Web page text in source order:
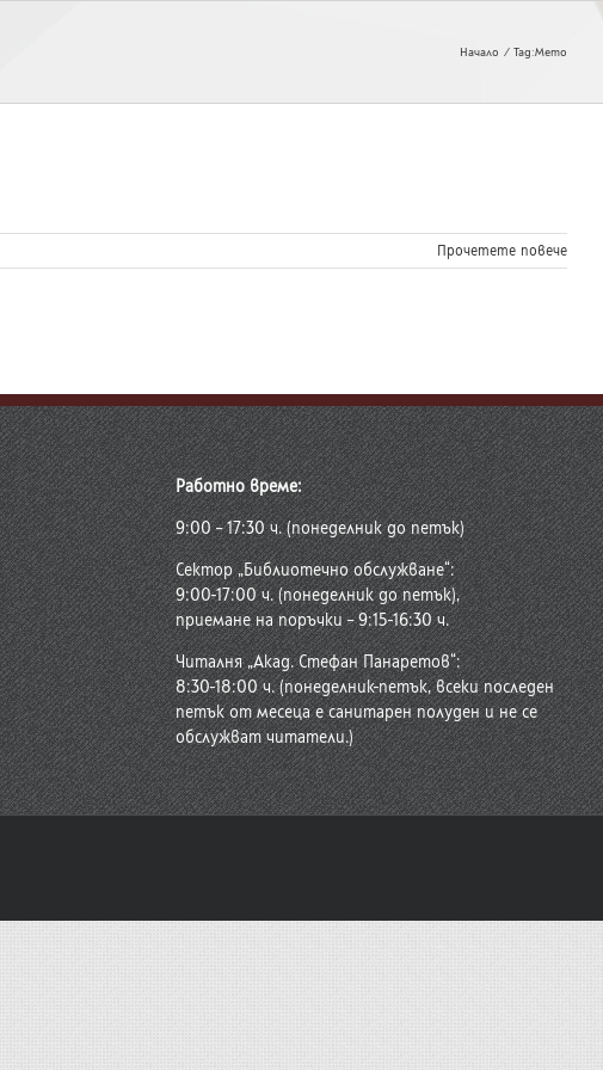
Начало Tag:Мето
Прочетете повече
Работно време:
9:00 – 17:30 ч. (понеделник до петък)
Сектор „Библиотечно обслужване“:
9:00-17:00 ч. (понеделник до петък),
приемане на поръчки – 9:15-16:30 ч.
Читалня „Акад. Стефан Панаретов“:
8:30-18:00 ч. (понеделник-петък, всеки последен
петък от месеца е санитарен полуден и не се
обслужват читатели.)